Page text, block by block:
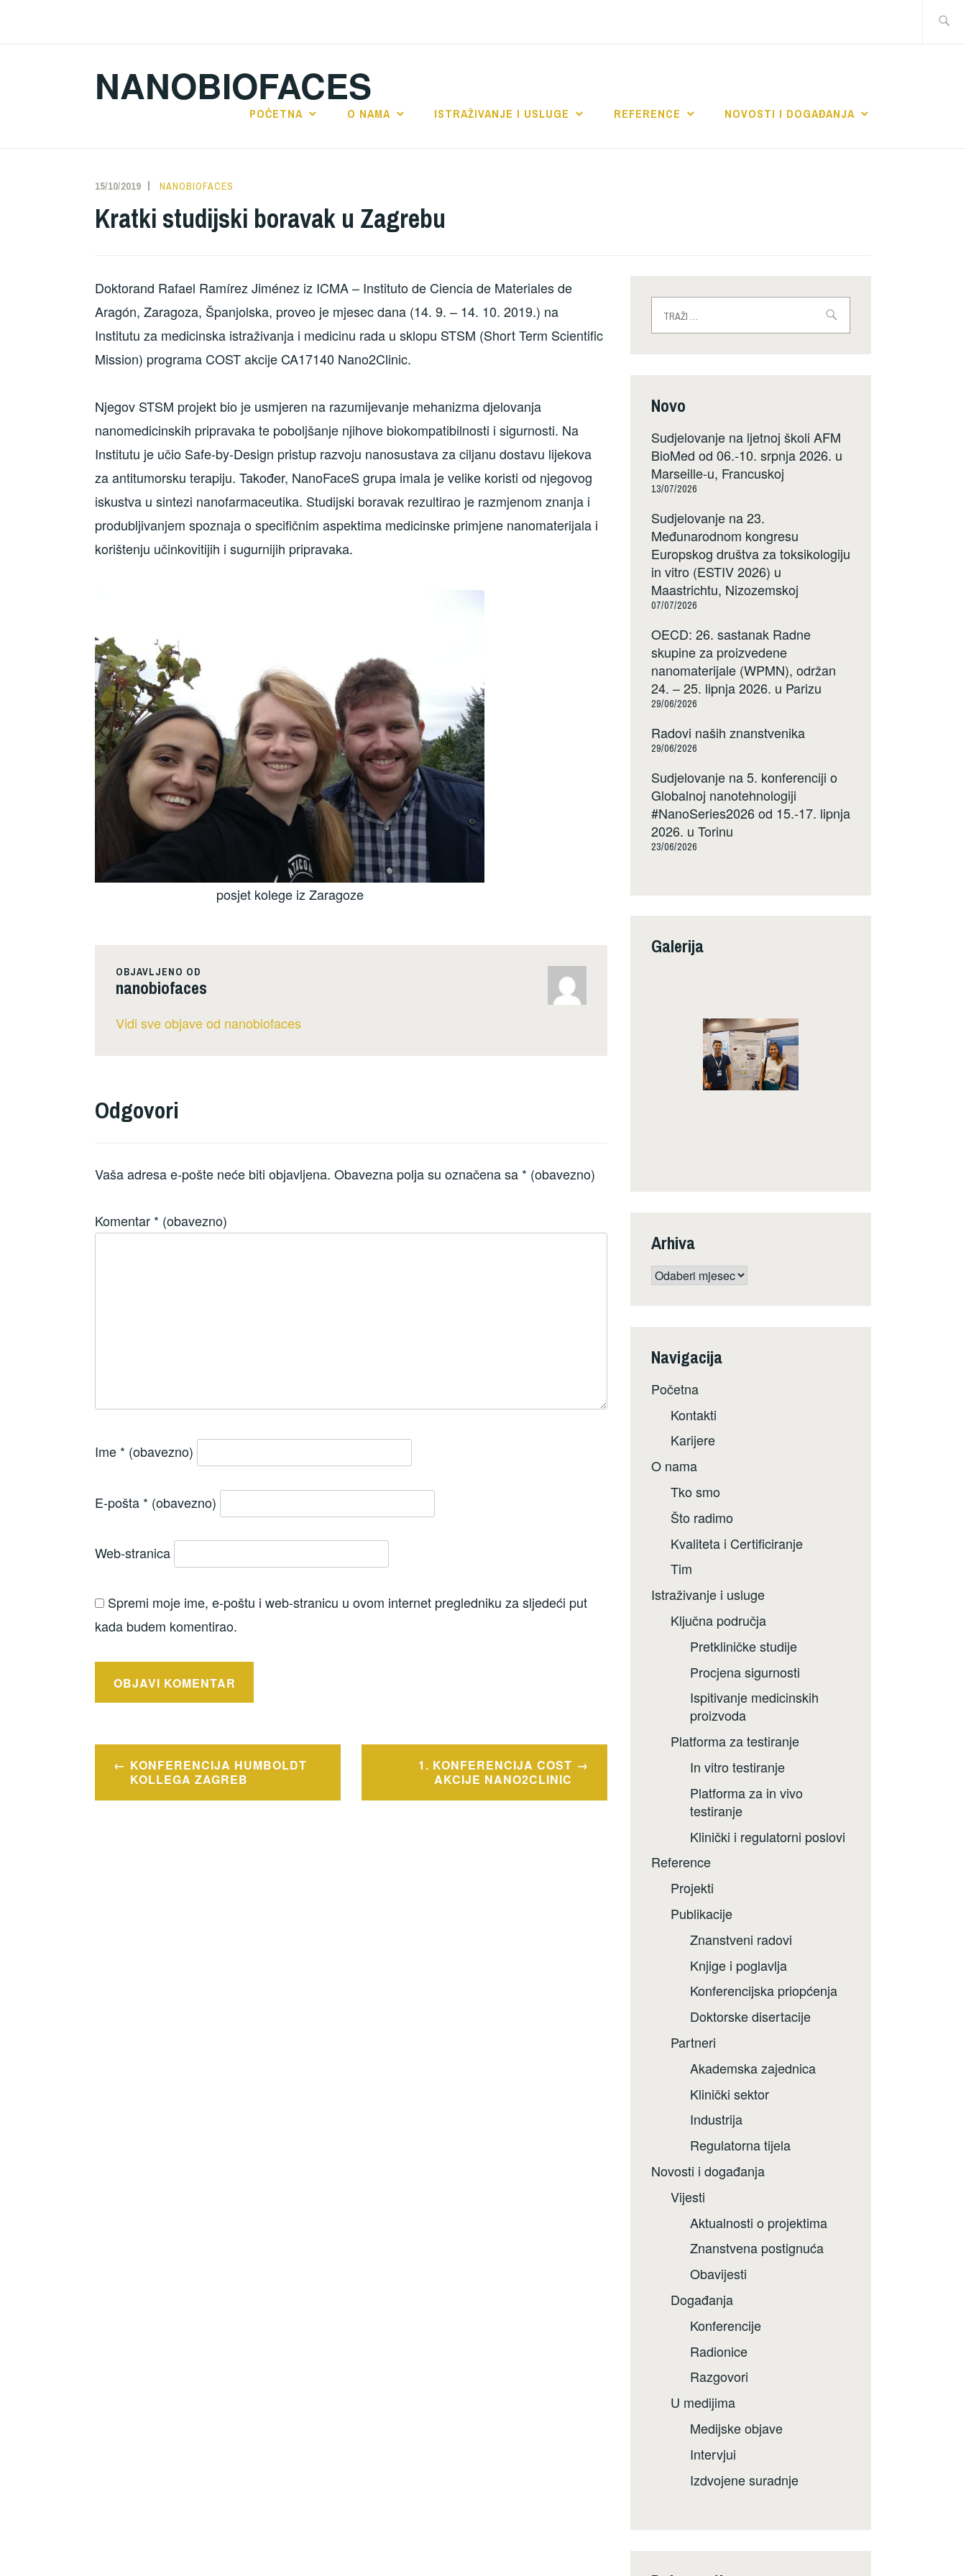
NANOBIOFACES
POČETNA O NAMA ISTRAŽIVANJE I USLUGE REFERENCE NOVOSTI I DOGAĐANJA
15/10/2019 NANOBIOFACES
Kratki studijski boravak u Zagrebu
Doktorand Rafael Ramírez Jiménez iz ICMA – Instituto de Ciencia de Materiales de
Aragón, Zaragoza, Španjolska, proveo je mjesec dana (14. 9. – 14. 10. 2019.) na
Institutu za medicinska istraživanja i medicinu rada u sklopu STSM (Short Term Scientific
Mission) programa COST akcije CA17140 Nano2Clinic.
Njegov STSM projekt bio je usmjeren na razumijevanje mehanizma djelovanja
nanomedicinskih pripravaka te poboljšanje njihove biokompatibilnosti i sigurnosti. Na
Institutu je učio Safe-by-Design pristup razvoju nanosustava za ciljanu dostavu lijekova
za antitumorsku terapiju. Također, NanoFaceS grupa imala je velike koristi od njegovog
iskustva u sintezi nanofarmaceutika. Studijski boravak rezultirao je razmjenom znanja i
produbljivanjem spoznaja o specifičnim aspektima medicinske primjene nanomaterijala i
korištenju učinkovitijih i sugurnijih pripravaka.
posjet kolege iz Zaragoze
OBJAVLJENO OD
nanobiofaces
Vidi sve objave od nanobiofaces
Odgovori
Vaša adresa e-pošte neće biti objavljena. Obavezna polja su označena sa * (obavezno)
Komentar * (obavezno)
Ime * (obavezno)
E-pošta * (obavezno)
Web-stranica
Spremi moje ime, e-poštu i web-stranicu u ovom internet pregledniku za sljedeći put
kada budem komentirao.
Navigacija
objava
KONFERENCIJA HUMBOLDT
KOLLEGA ZAGREB
1. KONFERENCIJA COST
AKCIJE NANO2CLINIC
Novo
Sudjelovanje na ljetnoj školi AFM
BioMed od 06.-10. srpnja 2026. u
Marseille-u, Francuskoj
13/07/2026
Sudjelovanje na 23.
Međunarodnom kongresu
Europskog društva za toksikologiju
in vitro (ESTIV 2026) u
Maastrichtu, Nizozemskoj
07/07/2026
OECD: 26. sastanak Radne
skupine za proizvedene
nanomaterijale (WPMN), održan
24. – 25. lipnja 2026. u Parizu
29/06/2026
Radovi naših znanstvenika
29/06/2026
Sudjelovanje na 5. konferenciji o
Globalnoj nanotehnologiji
#NanoSeries2026 od 15.-17. lipnja
2026. u Torinu
23/06/2026
Galerija
Arhiva
Arhiva
Navigacija
Početna
Kontakti
Karijere
O nama
Tko smo
Što radimo
Kvaliteta i Certificiranje
Tim
Istraživanje i usluge
Ključna područja
Pretkliničke studije
Procjena sigurnosti
Ispitivanje medicinskih
proizvoda
Platforma za testiranje
In vitro testiranje
Platforma za in vivo
testiranje
Klinički i regulatorni poslovi
Reference
Projekti
Publikacije
Znanstveni radovi
Knjige i poglavlja
Konferencijska priopćenja
Doktorske disertacije
Partneri
Akademska zajednica
Klinički sektor
Industrija
Regulatorna tijela
Novosti i događanja
Vijesti
Aktualnosti o projektima
Znanstvena postignuća
Obavijesti
Događanja
Konferencije
Radionice
Razgovori
U medijima
Medijske objave
Intervjui
Izdvojene suradnje